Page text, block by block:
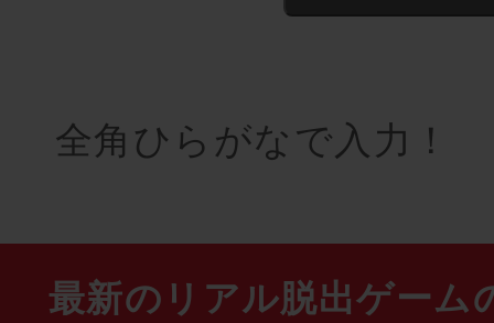
全角ひらがなで入力！
最新のリアル脱出ゲーム